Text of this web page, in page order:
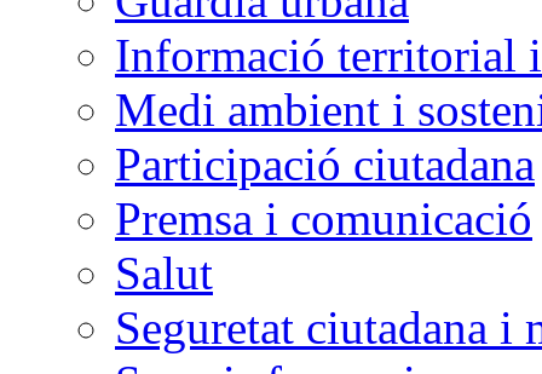
Informació territorial
Medi ambient i
Participació ciutadana
Premsa i comunicació
Salut
Seguretat ciutadana i